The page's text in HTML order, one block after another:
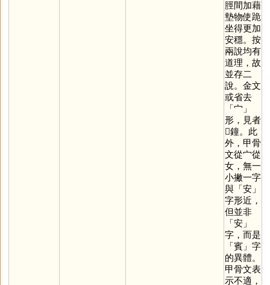
脛間加藉
墊物使跪
坐得更加
安穩。按
兩說均有
道理，故
並存二
說。金文
或省去
「宀 」
形，見者
𣱼鐘。此
外，甲骨
文從宀從
女，無一
小撇一字
與「安」
字形近，
但並非
「安」
字，而是
「賓」字
的異體。
甲骨文表
示不適，